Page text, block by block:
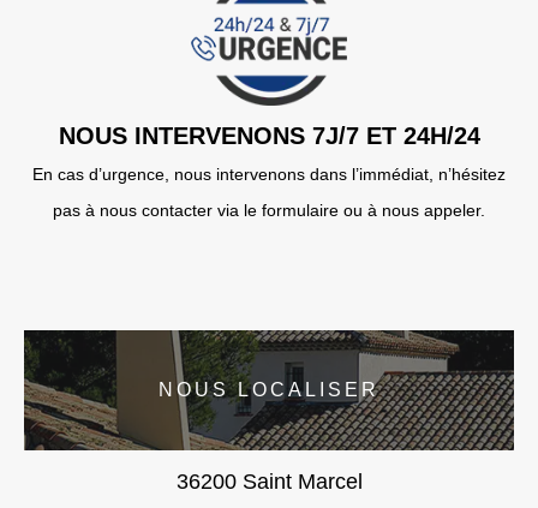
NOUS INTERVENONS 7J/7 ET 24H/24
En cas d’urgence, nous intervenons dans l’immédiat, n’hésitez
pas à nous contacter via le formulaire ou à nous appeler.
NOUS LOCALISER
36200 Saint Marcel